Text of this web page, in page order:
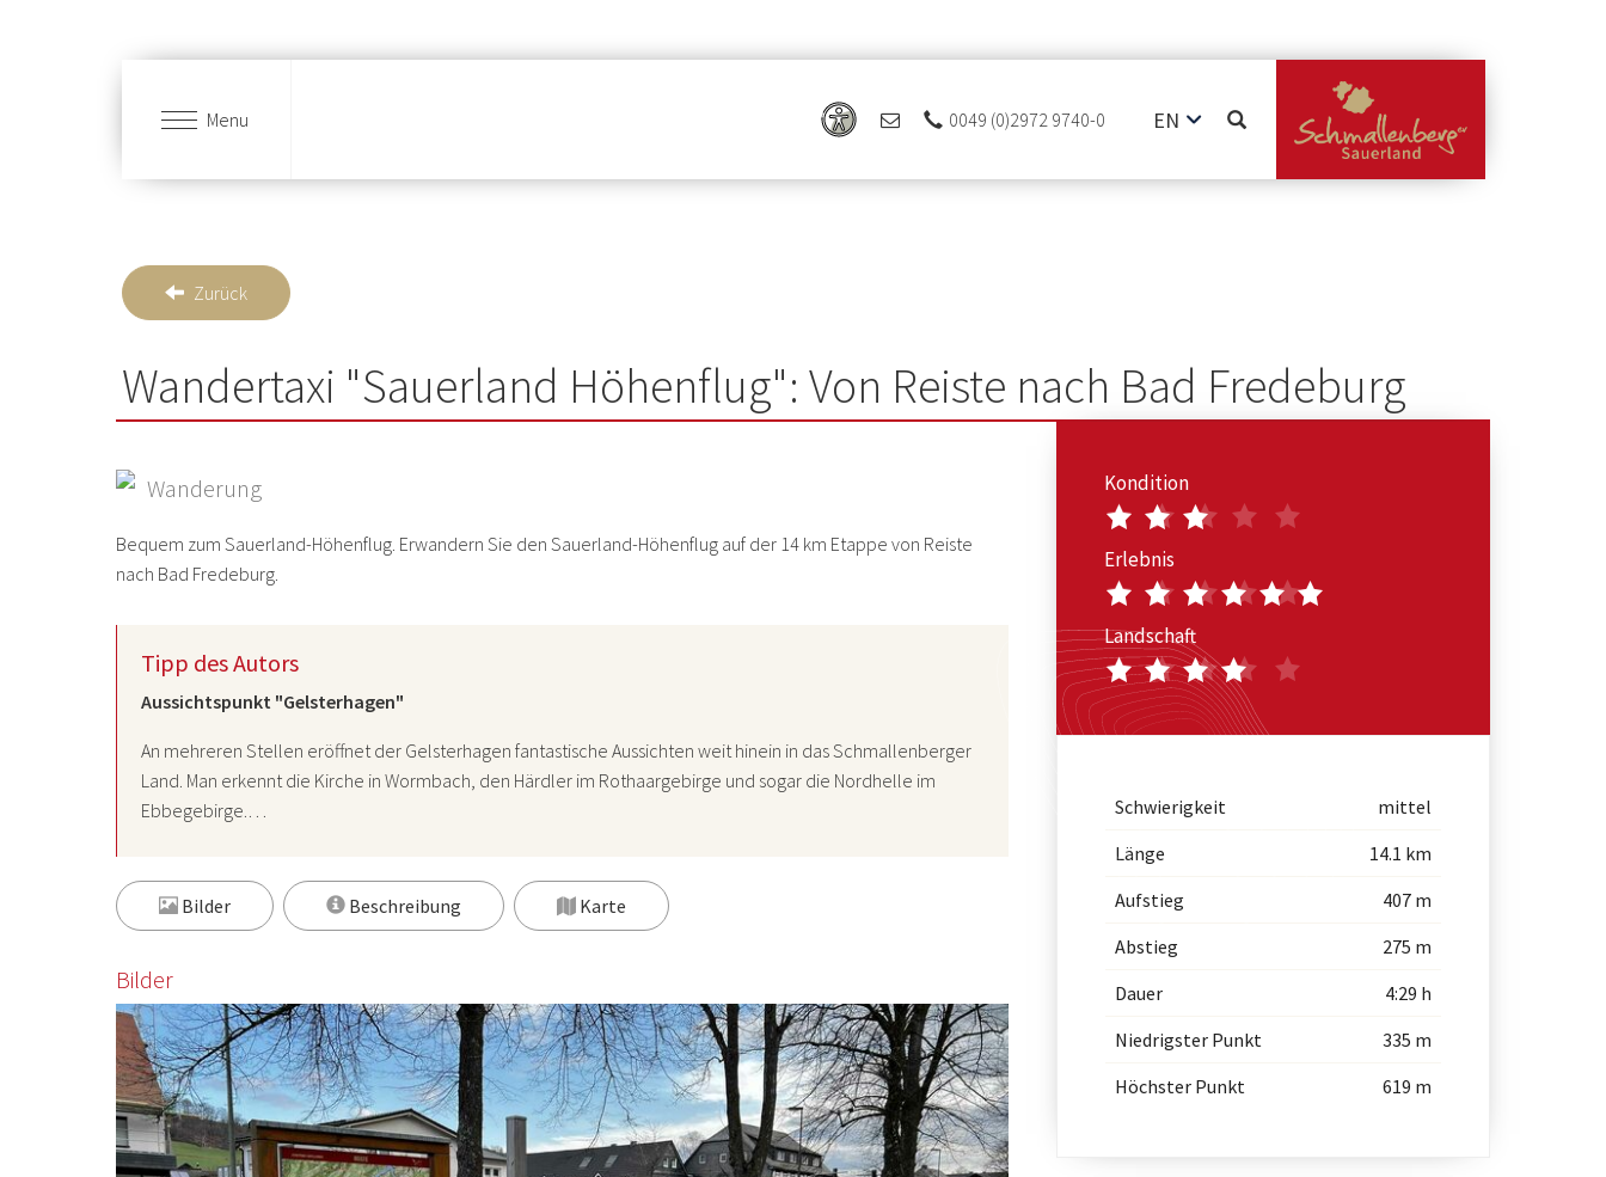
Menu 0049 (0)2972 9740-0
EN
NL
Zurück
Wandertaxi "Sauerland Höhenflug": Von Reiste nach Bad Fredeburg
Wanderung
Bequem zum Sauerland-Höhenflug. Erwandern Sie den Sauerland-Höhenflug auf der 14 km Etappe von Reiste
nach Bad Fredeburg.
Tipp des Autors
Aussichtspunkt "Gelsterhagen"
An mehreren Stellen eröffnet der Gelsterhagen fantastische Aussichten weit hinein in das Schmallenberger
Land. Man erkennt die Kirche in Wormbach, den Härdler im Rothaargebirge und sogar die Nordhelle im
Ebbegebirge.…
Bilder Beschreibung Karte
Bilder
Kondition
Erlebnis
Landschaft
Schwierigkeit
mittel
Länge
14.1 km
Aufstieg
407 m
Abstieg
275 m
Dauer
4:29 h
Niedrigster Punkt
335 m
Höchster Punkt
619 m